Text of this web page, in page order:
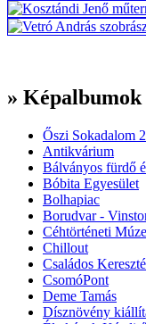
» Képalbumok
Őszi Sokadalom
Antikvárium
Bálványos fürdő
Bóbita Egyesület
Bolhapiac
Borudvar -
Céhtörténeti
Chillout
Családos
CsomóPont
Deme Tamás
Dísznövény